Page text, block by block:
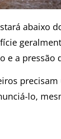
abaixo
e a pressão
precisam
lo,